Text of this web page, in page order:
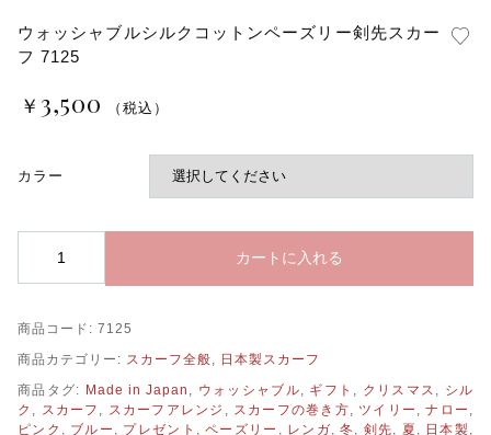
ウォッシャブルシルクコットンペーズリー剣先スカー
フ 7125
￥ 3,500 （税込）
カラー
ャ
ブ
シ
ル
カートに入れる
商品コード: 7125
商品カテゴリー: スカーフ全般, 日本製スカーフ
商品タグ: Made in Japan , ウォッシャブル, ギフト , クリスマス , シル
ク , スカーフ , スカーフアレンジ , スカーフの巻き方, ツイリー ,ナロー ,
ピンク , ブルー , プレゼント ,ペーズリー , レンガ,冬, 剣先, 夏 , 日本製,